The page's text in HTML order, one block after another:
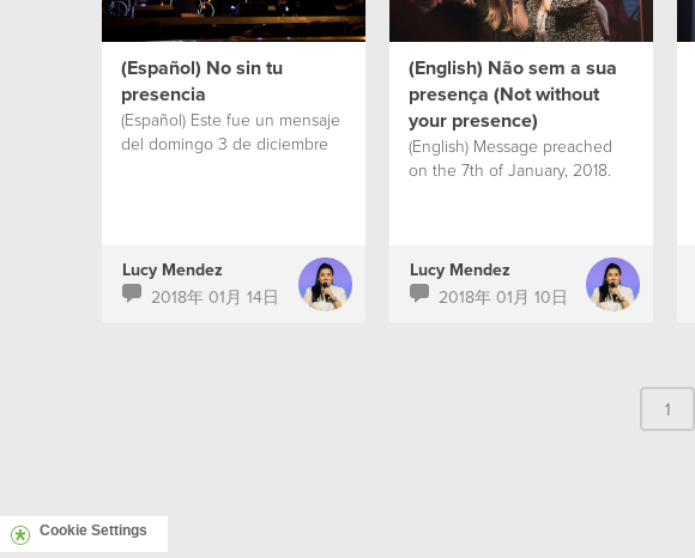
(Español) No sin tu
presencia
(Español) Este fue un mensaje
del domingo 3 de diciembre
Lucy Mendez
2018年 01月 14日
(English) Não sem a sua
presença (Not without
your presence)
(English) Message preached
on the 7th of January, 2018.
Lucy Mendez
2018年 01月 10日
1
Cookie Settings